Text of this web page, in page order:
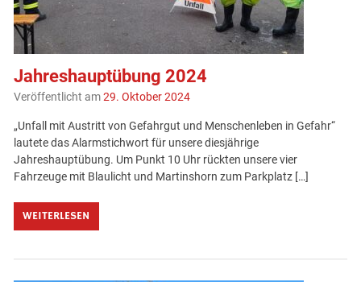
Jahreshauptübung 2024
Veröffentlicht am29. Oktober 2024
„Unfall mit Austritt von Gefahrgut und Menschenleben in Gefahr“
lautete das Alarmstichwort für unsere diesjährige
Jahreshauptübung. Um Punkt 10 Uhr rückten unsere vier
Fahrzeuge mit Blaulicht und Martinshorn zum Parkplatz […]
WEITERLESEN